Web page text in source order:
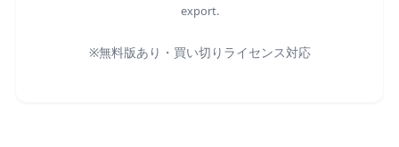
export.
※無料版あり・買い切りライセンス対応